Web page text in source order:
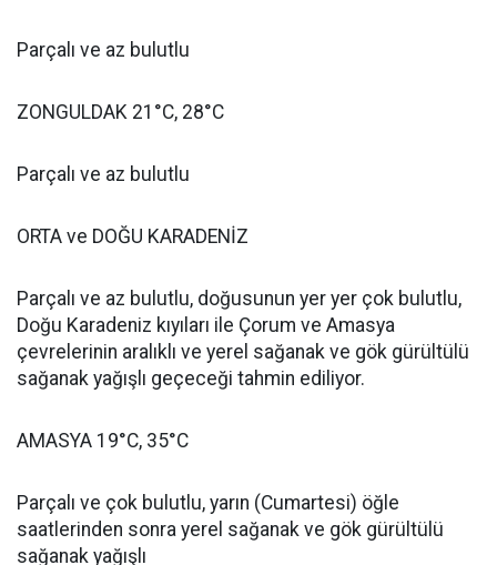
Parçalı ve az bulutlu
ZONGULDAK 21°C, 28°C
Parçalı ve az bulutlu
ORTA ve DOĞU KARADENİZ
Parçalı ve az bulutlu, doğusunun yer yer çok bulutlu,
Doğu Karadeniz kıyıları ile Çorum ve Amasya
çevrelerinin aralıklı ve yerel sağanak ve gök gürültülü
sağanak yağışlı geçeceği tahmin ediliyor.
AMASYA 19°C, 35°C
Parçalı ve çok bulutlu, yarın (Cumartesi) öğle
saatlerinden sonra yerel sağanak ve gök gürültülü
sağanak yağışlı